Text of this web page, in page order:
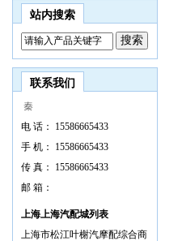
站内搜索
联系我们
秦
电 话：
15586665433
手 机：
15586665433
传 真：
15586665433
邮 箱：
上海上海汽配城列表
上海市松江叶榭汽摩配综合商